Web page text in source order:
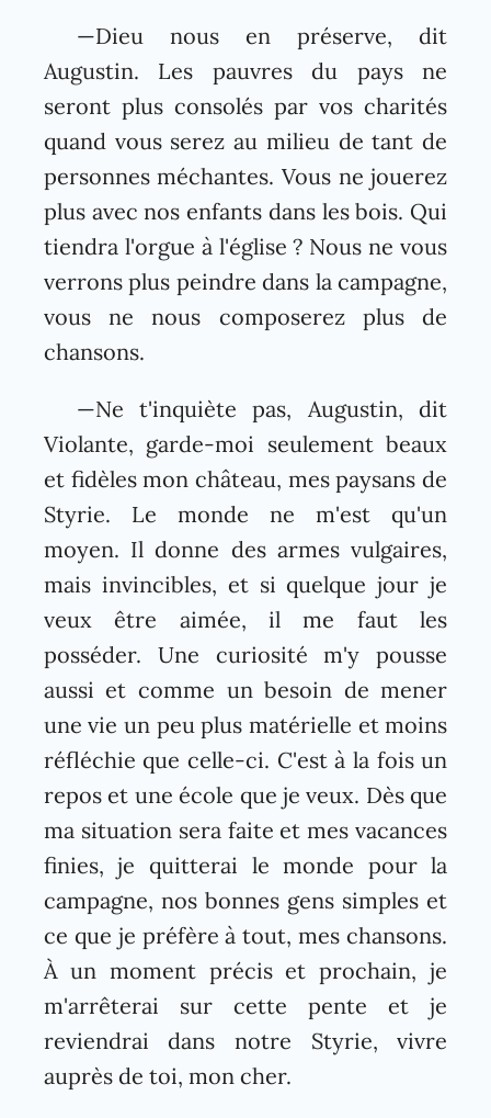
—Dieu nous en préserve, dit
Augustin. Les pauvres du pays ne
seront plus consolés par vos charités
quand vous serez au milieu de tant de
personnes méchantes. Vous ne jouerez
plus avec nos enfants dans les bois. Qui
tiendra l'orgue à l'église ? Nous ne vous
verrons plus peindre dans la campagne,
vous ne nous composerez plus de
chansons.
—Ne t'inquiète pas, Augustin, dit
Violante, garde-moi seulement beaux
et fidèles mon château, mes paysans de
Styrie. Le monde ne m'est qu'un
moyen. Il donne des armes vulgaires,
mais invincibles, et si quelque jour je
veux être aimée, il me faut les
posséder. Une curiosité m'y pousse
aussi et comme un besoin de mener
une vie un peu plus matérielle et moins
réfléchie que celle-ci. C'est à la fois un
repos et une école que je veux. Dès que
ma situation sera faite et mes vacances
finies, je quitterai le monde pour la
campagne, nos bonnes gens simples et
ce que je préfère à tout, mes chansons.
À un moment précis et prochain, je
m'arrêterai sur cette pente et je
reviendrai dans notre Styrie, vivre
auprès de toi, mon cher.